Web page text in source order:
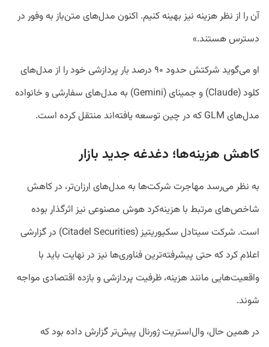
آن را از نظر هزینه نیز بهینه کنیم. اکنون مدل‌های متن‌باز به وفور در
دسترس هستند.»
او می‌گوید شرکتش حدود ۹۰ درصد بار پردازشی خود را از مدل‌های
کلود (Claude) و جمینای (Gemini) به مدل‌های سفارشی و خانواده
مدل‌های GLM که در چین توسعه یافته‌اند منتقل کرده است.
کاهش هزینه‌ها؛ دغدغه جدید بازار
به نظر می‌رسد مهاجرت شرکت‌ها به مدل‌های ارزان‌تر، در کاهش
شاخص‌های مرتبط با هزینه‌کرد هوش مصنوعی نیز اثرگذار بوده
است. شرکت سیتادل سکیوریتیز (Citadel Securities) در گزارشی
اعلام کرد که حتی پیشرفته‌ترین فناوری‌ها نیز در نهایت باید با
واقعیت‌هایی مانند هزینه، ظرفیت پردازشی و بازده اقتصادی مواجه
شوند.
در همین حال، وال‌استریت ژورنال پیش‌تر گزارش داده بود که